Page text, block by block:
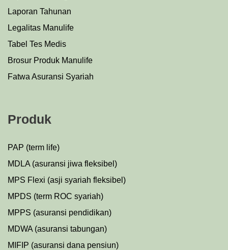
Laporan Tahunan
Legalitas Manulife
Tabel Tes Medis
Brosur Produk Manulife
Fatwa Asuransi Syariah
Produk
PAP (term life)
MDLA (asuransi jiwa fleksibel)
MPS Flexi (asji syariah fleksibel)
MPDS (term ROC syariah)
MPPS (asuransi pendidikan)
MDWA (asuransi tabungan)
MIFIP (asuransi dana pensiun)